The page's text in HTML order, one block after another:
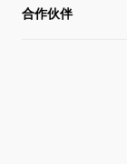
管理层信息
行业动态
下载中心
合作伙伴